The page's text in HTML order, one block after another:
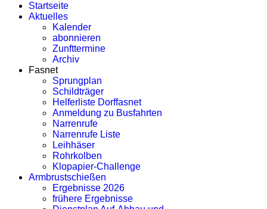
Startseite
Aktuelles
Kalender
abonnieren
Zunfttermine
Archiv
Fasnet
Sprungplan
Schildträger
Helferliste Dorffasnet
Anmeldung zu Busfahrten
Narrenrufe
Narrenrufe Liste
Leihhäser
Rohrkolben
Klopapier-Challenge
Armbrustschießen
Ergebnisse 2026
frühere Ergebnisse